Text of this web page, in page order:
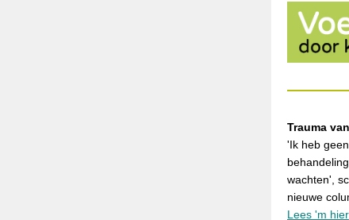
Trauma
'Ik heb
wachten',
nieuwe
Lees 'm hier